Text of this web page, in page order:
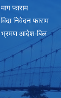
माग फाराम
विदा निवेदन फाराम
भ्रमण आदेश-बिल